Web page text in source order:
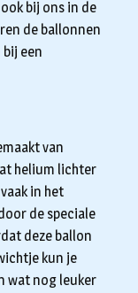
bij ons in de
de ballonnen
een
van
helium lichter
in het
de speciale
deze ballon
kun je
wat nog leuker